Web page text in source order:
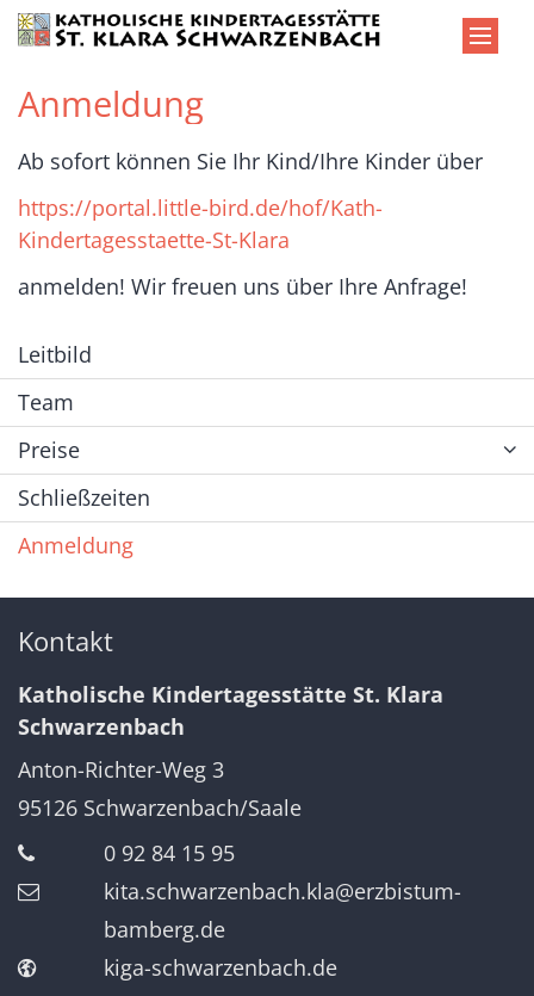
Zum Inhalt springen
Anmeldung
Ab sofort können Sie Ihr Kind/Ihre Kinder über
https://portal.little-bird.de/hof/Kath-
Kindertagesstaette-St-Klara
anmelden! Wir freuen uns über Ihre Anfrage!
Leitbild
Team
Preise
Schließzeiten
Anmeldung
Kontakt
Katholische Kindertagesstätte St. Klara
Schwarzenbach
Anton-Richter-Weg 3
95126 Schwarzenbach/Saale
0 92 84 15 95
kita.schwarzenbach.kla@erzbistum-
bamberg.de
kiga-schwarzenbach.de